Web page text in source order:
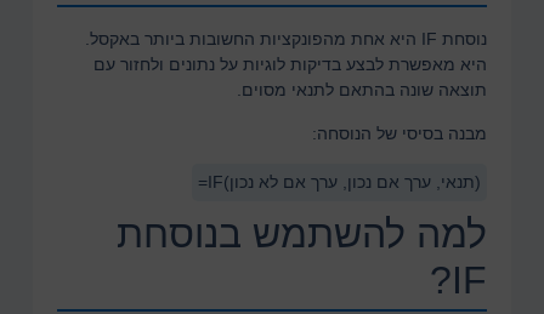
נוסחת IF היא אחת מהפונקציות החשובות ביותר באקסל.
היא מאפשרת לבצע בדיקות לוגיות על נתונים ולחזור עם
תוצאה שונה בהתאם לתנאי מסוים.
מבנה בסיסי של הנוסחה:
=IF(תנאי, ערך אם נכון, ערך אם לא נכון)
למה להשתמש בנוסחת
IF?